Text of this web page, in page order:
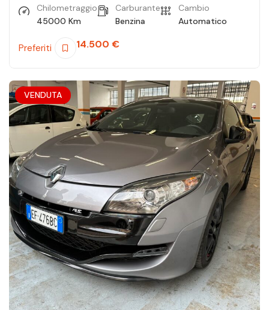
Chilometraggio
45000 Km
Carburante
Benzina
Cambio
Automatico
Preferiti 14.500 €
VENDUTA